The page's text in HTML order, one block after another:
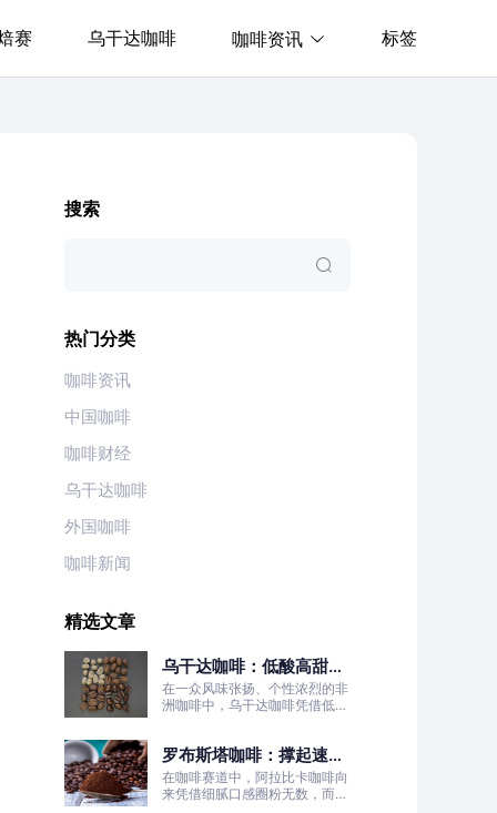
赛 乌干达咖啡 咖啡资讯 标签
搜索
热门分类
咖啡资讯
中国咖啡
咖啡财经
乌干达咖啡
外国咖啡
咖啡新闻
精选文章
乌干达咖啡：低酸高甜！
被严重低估的日常治愈口
粮豆
在一众风味张扬、个性浓烈的非
洲咖啡中，乌干达咖啡凭借低酸
众对非洲咖啡“酸涩浓烈、刺激
性强”的刻板印象。
罗布斯塔咖啡：撑起速溶
咖啡半壁江山
在咖啡赛道中，阿拉比卡咖啡向
来凭借细腻口感圈粉无数，而罗